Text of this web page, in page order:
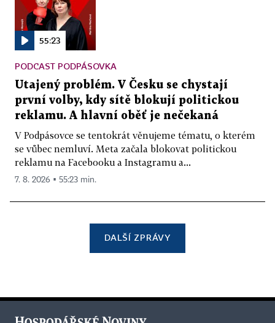
55:23
PODCAST PODPÁSOVKA
Utajený problém. V Česku se chystají
první volby, kdy sítě blokují politickou
reklamu. A hlavní oběť je nečekaná
V Podpásovce se tentokrát věnujeme tématu, o kterém
se vůbec nemluví. Meta začala blokovat politickou
reklamu na Facebooku a Instagramu a...
7. 8. 2026 ▪ 55:23 min.
DALŠÍ ZPRÁVY